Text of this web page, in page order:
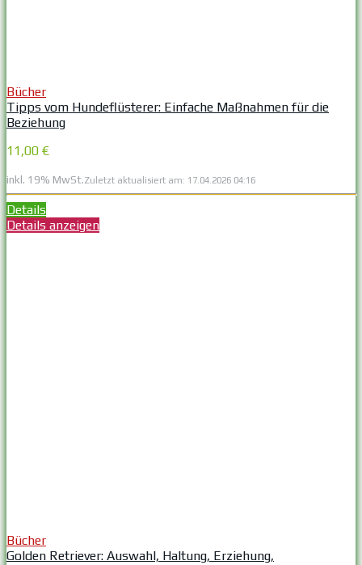
Bücher
Tipps vom Hundeflüsterer: Einfache Maßnahmen für die
Beziehung
11,00 €
inkl. 19% MwSt.Zuletzt aktualisiert am: 17.04.2026 04:16
Details
Details anzeigen
Bücher
Golden Retriever: Auswahl, Haltung, Erziehung,